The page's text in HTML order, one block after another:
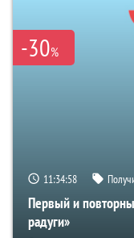
-30%
11:34:57
Первый и
радуги»